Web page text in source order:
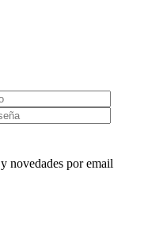
novedades por email